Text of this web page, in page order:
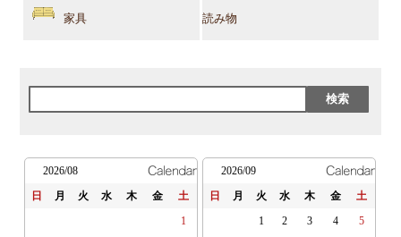
家具 読み物
2026/08
日 月 火 水 木 金 土
1
2026/09
日 月 火 水 木 金 土
1 2 3 4 5